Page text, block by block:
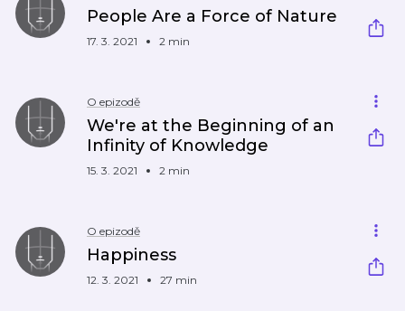
People Are a Force of Nature
17. 3. 2021 2 min
O epizodě
We're at the Beginning of an
Infinity of Knowledge
15. 3. 2021 2 min
O epizodě
Happiness
12. 3. 2021 27 min